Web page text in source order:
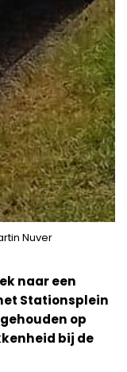
Nuver
naar een
Stationsplein
op
bij de